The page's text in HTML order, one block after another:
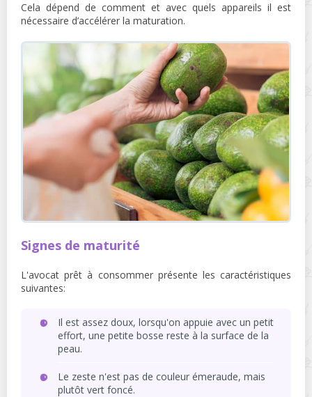
Cela dépend de comment et avec quels appareils il est
nécessaire d’accélérer la maturation.
Signes de maturité
L'avocat prêt à consommer présente les caractéristiques
suivantes:
Il est assez doux, lorsqu'on appuie avec un petit
effort, une petite bosse reste à la surface de la
peau.
Le zeste n'est pas de couleur émeraude, mais
plutôt vert foncé.